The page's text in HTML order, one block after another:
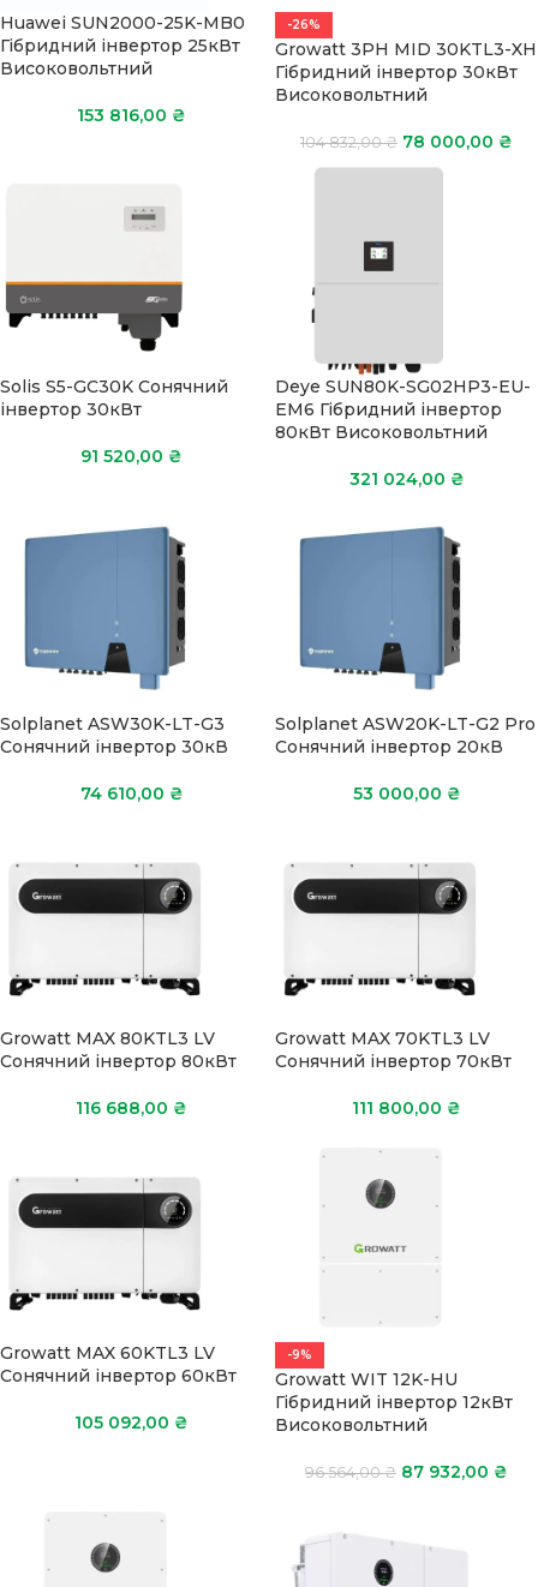
Huawei SUN2000-25K-MB0
Гібридний інвертор 25кВт
Високовольтний
153 816,00 ₴
-26%
Growatt 3PH MID 30KTL3-XH
Гібридний інвертор 30кВт
Високовольтний
104 832,00₴ 78 000,00 ₴
Solis S5-GC30K Сонячний
інвертор 30кВт
91 520,00 ₴
Deye SUN80K-SG02HP3-EU-
ЕМ6 Гібридний інвертор
80кВт Високовольтний
321 024,00 ₴
Solplanet ASW30K-LT-G3
Сонячний інвертор 30кВ
74 610,00 ₴
Solplanet ASW20K-LT-G2 Pro
Сонячний інвертор 20кВ
53 000,00 ₴
Growatt MAX 80KTL3 LV
Сонячний інвертор 80кВт
116 688,00 ₴
Growatt MAX 70KTL3 LV
Сонячний інвертор 70кВт
111 800,00 ₴
Growatt MAX 60KTL3 LV
Сонячний інвертор 60кВт
105 092,00 ₴
-9%
Growatt WIT 12K-HU
Гібридний інвертор 12кВт
Високовольтний
96 564,00₴ 87 932,00 ₴